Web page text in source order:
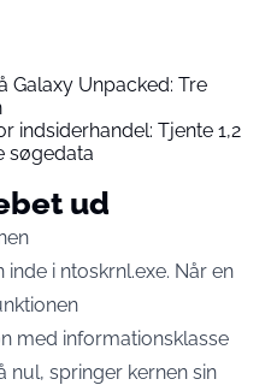
Unpacked: Tre
indsiderhandel: Tjente 1,2
søgedata
ud
i ntoskrnl.exe. Når en
med informationsklasse
springer kernen sin